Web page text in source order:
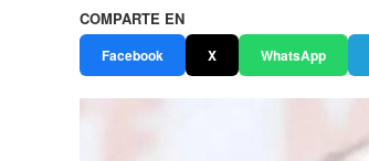
COMPARTE EN
Facebook X WhatsApp